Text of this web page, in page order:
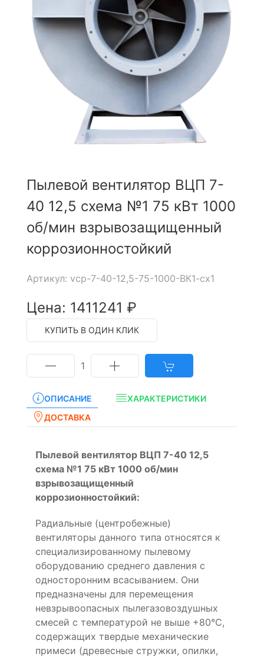
Пылевой вентилятор ВЦП 7-
40 12,5 схема №1 75 кВт 1000
об/мин взрывозащищенный
коррозионностойкий
Артикул: vcp-7-40-12,5-75-1000-ВК1-сх1
Цена: 1411241 ₽
КУПИТЬ В ОДИН КЛИК
1
ОПИСАНИЕ
ХАРАКТЕРИСТИКИ
ДОСТАВКА
Пылевой вентилятор ВЦП 7-40 12,5
схема №1 75 кВт 1000 об/мин
взрывозащищенный
коррозионностойкий:
Радиальные (центробежные)
вентиляторы данного типа относятся к
специализированному пылевому
оборудованию среднего давления с
односторонним всасыванием. Они
предназначены для перемещения
невзрывоопасных пылегазовоздушных
смесей с температурой не выше +80°С,
содержащих твердые механические
примеси (древесные стружки, опилки,